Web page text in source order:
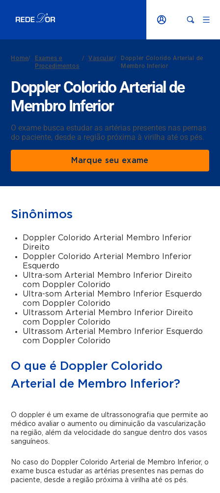
Home/
Exames e
Procedimentos
/ Vascular/
Doppler Colorido Arterial de
Membro Inferior
Doppler Colorido Arterial de
Membro Inferior
O exame busca estudar as artérias presentes nas pernas
do paciente, desde a região próxima à virilha até os pés.
Marque seu exame
Sinônimos
Doppler Colorido Arterial Membro Inferior
Direito
Doppler Colorido Arterial Membro Inferior
Esquerdo
Ultra-som Arterial Membro Inferior Direito
com Doppler Colorido
Ultra-som Arterial Membro Inferior Esquerdo
com Doppler Colorido
Ultrassom Arterial Membro Inferior Direito
com Doppler Colorido
Ultrassom Arterial Membro Inferior Esquerdo
com Doppler Colorido
O que é Doppler Colorido
Arterial de Membro Inferior?
O doppler é um exame de ultrassonografia que permite ao
médico avaliar o aumento ou diminuição da vascularização
na região, além da velocidade do sangue dentro dos vasos
sanguíneos.
No caso do Doppler Colorido Arterial de Membro Inferior, o
exame busca estudar as artérias presentes nas pernas do
paciente, desde a região próxima à virilha até os pés.